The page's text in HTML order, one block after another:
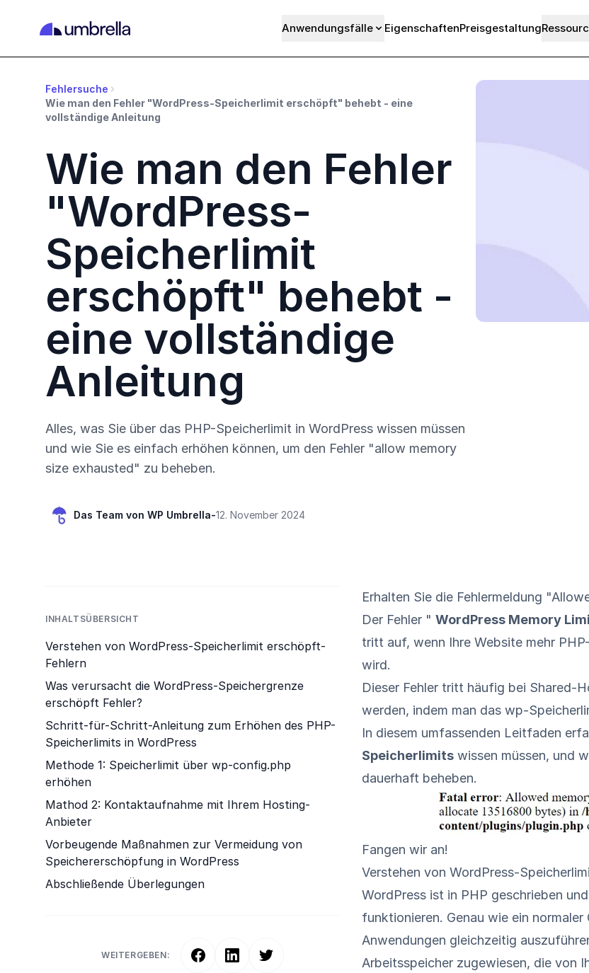
Anwendungsfälle EigenschaftenPreisgestaltung
Fehlersuche
Wie man den Fehler "WordPress-Speicherlimit erschöpft" behebt - eine
vollständige Anleitung
Wie man den Fehler
"WordPress-
Speicherlimit
erschöpft" behebt -
eine vollständige
Anleitung
Alles, was Sie über das PHP-Speicherlimit in WordPress wissen müssen
und wie Sie es einfach erhöhen können, um den Fehler "allow memory
size exhausted" zu beheben.
Das Team von WP Umbrella-12. November 2024
INHALTSÜBERSICHT
Verstehen von WordPress-Speicherlimit erschöpft-
Fehlern
Was verursacht die WordPress-Speichergrenze
erschöpft Fehler?
Schritt-für-Schritt-Anleitung zum Erhöhen des PHP-
Speicherlimits in WordPress
Methode 1: Speicherlimit über wp-config.php
erhöhen
Mathod 2: Kontaktaufnahme mit Ihrem Hosting-
Anbieter
Vorbeugende Maßnahmen zur Vermeidung von
Speichererschöpfung in WordPress
Abschließende Überlegungen
WEITERGEBEN:
Erhalten Sie die Fehlermeldung
Der Fehler "WordPress Memory
tritt auf, wenn Ihre Website mehr
wird.
Dieser Fehler tritt häufig bei Shared-
werden, indem man das wp-
In diesem umfassenden Leitfaden
Speicherlimits wissen müssen, und
dauerhaft beheben.
Fangen wir an!
Verstehen von WordPress-
WordPress ist in PHP geschrieben
funktionieren. Genau wie ein
Anwendungen gleichzeitig
Arbeitsspeicher zugewiesen, die von